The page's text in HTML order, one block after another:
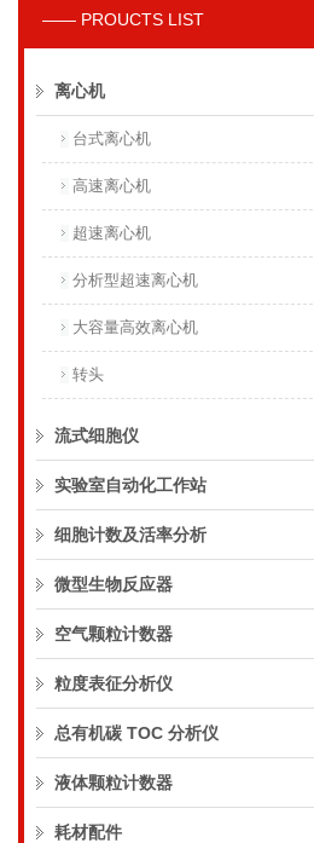
贝克曼库尔特国际贸易（上海）有限公司
—— PROUCTS LIST
离心机
台式离心机
高速离心机
超速离心机
分析型超速离心机
大容量高效离心机
转头
流式细胞仪
实验室自动化工作站
细胞计数及活率分析
微型生物反应器
空气颗粒计数器
粒度表征分析仪
总有机碳 TOC 分析仪
液体颗粒计数器
耗材配件